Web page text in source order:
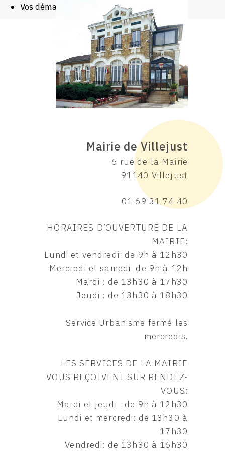
Vos démarches
Mairie de Villejust
6 rue de la Mairie
91140 Villejust
01 69 31 74 40
HORAIRES D’OUVERTURE DE LA
MAIRIE:
Lundi et vendredi: de 9h à 12h30
Mercredi et samedi: de 9h à 12h
Mardi : de 13h30 à 17h30
Jeudi : de 13h30 à 18h30
Service Urbanisme fermé les
mercredis.
LES SERVICES DE LA MAIRIE
VOUS REÇOIVENT SUR RENDEZ-
VOUS:
Mardi et jeudi : de 9h à 12h30
Lundi et mercredi: de 13h30 à
17h30
Vendredi: de 13h30 à 16h30